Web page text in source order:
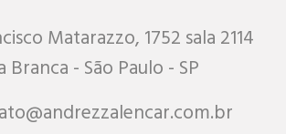
Matarazzo, 1752 sala 2114
Branca - São Paulo - SP